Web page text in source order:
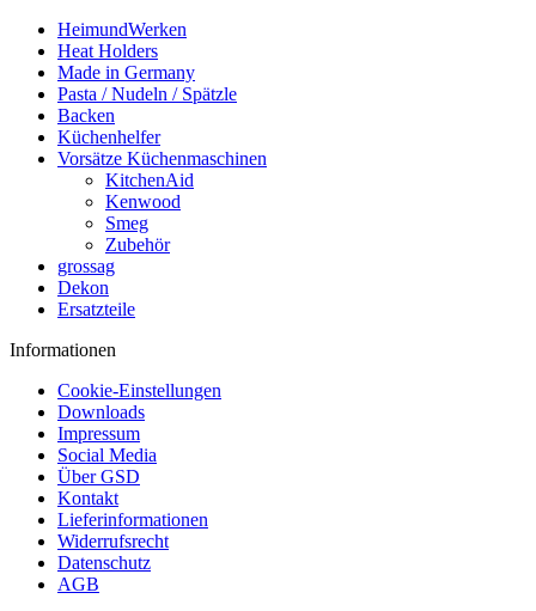
HeimundWerken
Heat Holders
Made in Germany
Pasta / Nudeln / Spätzle
Backen
Küchenhelfer
Vorsätze Küchenmaschinen
KitchenAid
Kenwood
Smeg
Zubehör
grossag
Dekon
Ersatzteile
Informationen
Cookie-Einstellungen
Downloads
Impressum
Social Media
Über GSD
Kontakt
Lieferinformationen
Widerrufsrecht
Datenschutz
AGB